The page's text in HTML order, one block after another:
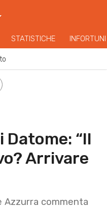
STATISTICHE INFORTUNI
Datome: “Il
Arrivare
Azzurra commenta